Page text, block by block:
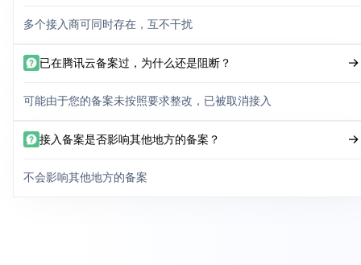
多个接入商可同时存在，互不干扰
已在腾讯云备案过，为什么还是阻断？
可能由于您的备案未按照要求整改，已被取消接入
接入备案是否影响其他地方的备案？
不会影响其他地方的备案